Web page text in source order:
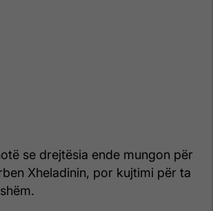
se drejtësia ende mungon për
Xheladinin, por kujtimi për ta